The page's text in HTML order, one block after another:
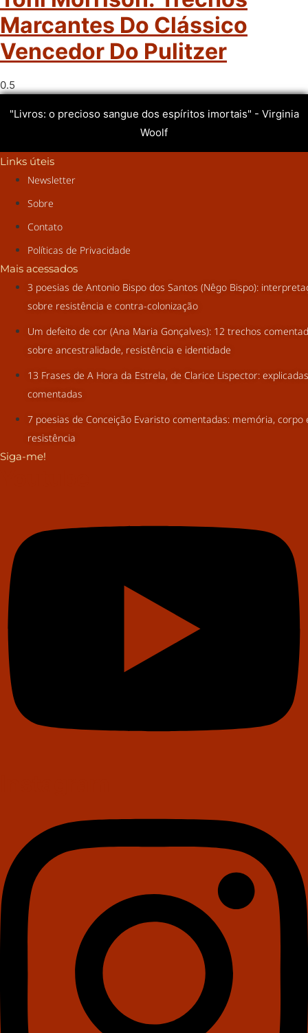
Marcantes Do Clássico
Vencedor Do Pulitzer
"Livros: o precioso sangue dos espíritos imortais" - Virginia
Woolf
Links úteis
Newsletter
Sobre
Contato
Políticas de Privacidade
Mais acessados
3 poesias de Antonio Bispo dos Santos (Nêgo Bispo):
sobre resistência e contra-colonização
Um defeito de cor (Ana Maria Gonçalves): 12 trechos
sobre ancestralidade, resistência e identidade
13 Frases de A Hora da Estrela, de Clarice Lispector:
comentadas
7 poesias de Conceição Evaristo comentadas: memória, corpo
resistência
Siga-me!